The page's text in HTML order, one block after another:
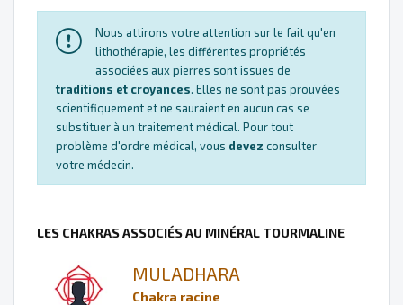
Nous attirons votre attention sur le fait qu'en
lithothérapie, les différentes propriétés
associées aux pierres sont issues de
traditions et croyances. Elles ne sont pas prouvées
scientifiquement et ne sauraient en aucun cas se
substituer à un traitement médical. Pour tout
problème d'ordre médical, vous devez consulter
votre médecin.
LES CHAKRAS ASSOCIÉS AU MINÉRAL TOURMALINE
MULADHARA
Chakra racine